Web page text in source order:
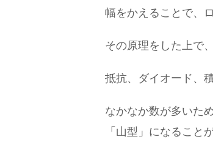
幅をかえることで、
その原理をした上で
抵抗、ダイオード、
なかなか数が多いた
「山型」になること